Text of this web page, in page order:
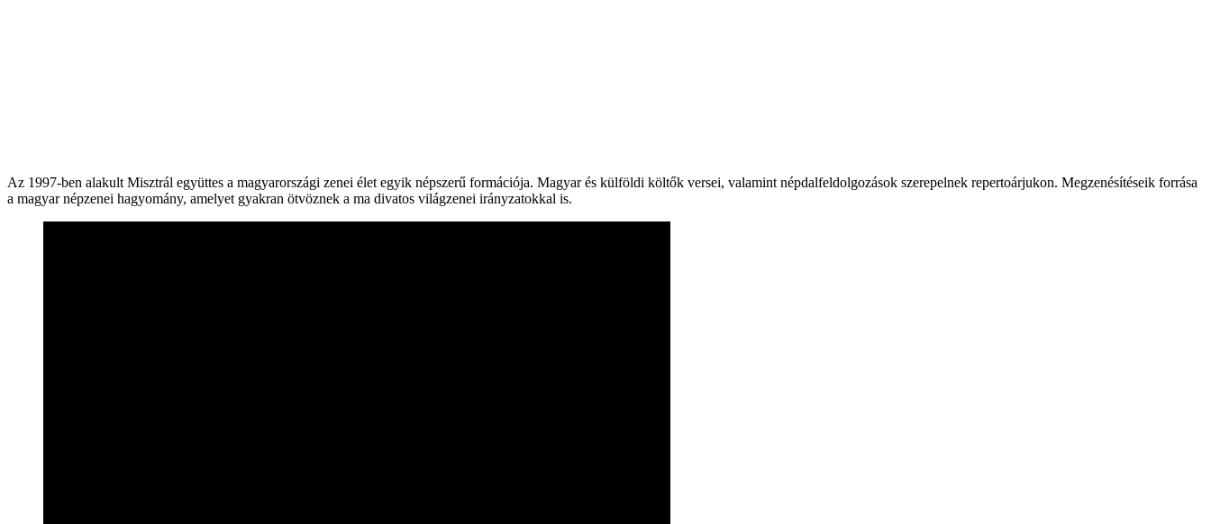
Az 1997-ben alakult Misztrál együttes a magyarországi zenei élet egyik népszerű formációja. Magyar és külföldi költők versei, valamint népdalfeldolgozások szerepelnek repertoárjukon. Megzenésítéseik forrása
a magyar népzenei hagyomány, amelyet gyakran ötvöznek a ma divatos világzenei irányzatokkal is.